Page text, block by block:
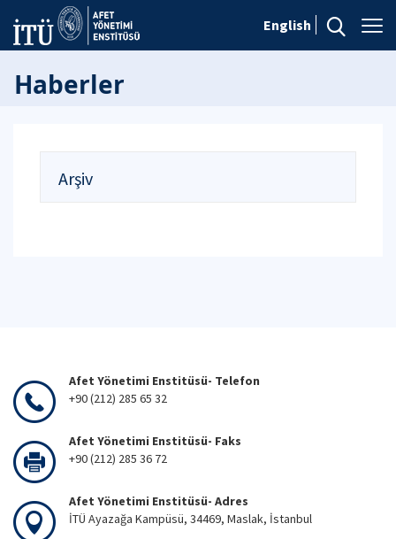
English
Haberler
Arşiv
Afet Yönetimi Enstitüsü- Telefon
+90 (212) 285 65 32
Afet Yönetimi Enstitüsü- Faks
+90 (212) 285 36 72
Afet Yönetimi Enstitüsü- Adres
İTÜ Ayazağa Kampüsü, 34469, Maslak, İstanbul